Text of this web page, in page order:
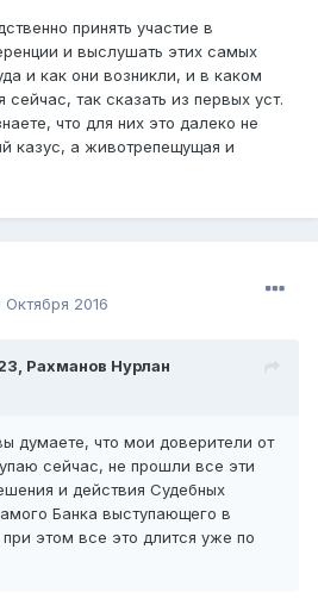
принять участие в
и выслушать этих самых
и как они возникли, и в каком
так сказать из первых уст.
что для них это далеко не
казус, а животрепещущая и
Октября 2016
Рахманов Нурлан
думаете, что мои доверители от
сейчас, не прошли все эти
и действия Судебных
Банка выступающего в
этом все это длится уже по